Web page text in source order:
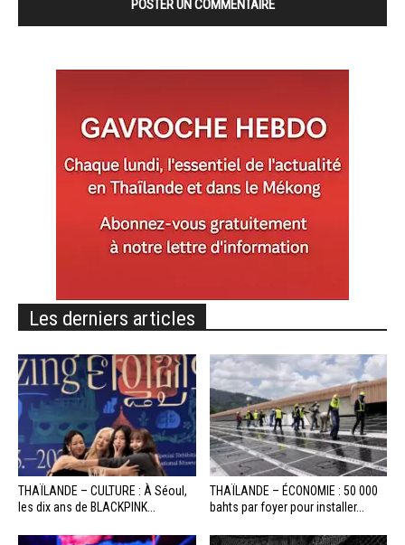
Les derniers articles
THAÏLANDE – CULTURE : À Séoul,
les dix ans de BLACKPINK...
THAÏLANDE – ÉCONOMIE : 50 000
bahts par foyer pour installer...